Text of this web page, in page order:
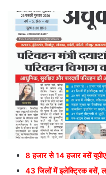
8 हजार से 14 हजार बसें
43 जिलों में इलेक्ट्रिक बसें,